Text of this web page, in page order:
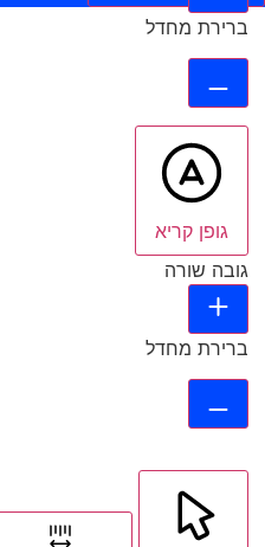
ברירת מחדל
גופן קריא
גובה שורה
ברירת מחדל